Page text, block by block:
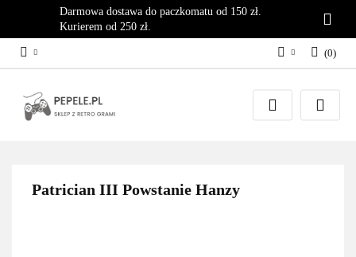
Darmowa dostawa do paczkomatu od 150 zł.
Kurierem od 250 zł.
Zaloguj się
Załóż konto
(0)
Patrician III Powstanie Hanzy